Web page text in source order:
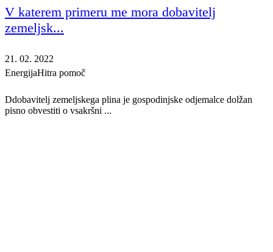
V katerem primeru me mora dobavitelj
zemeljsk...
21. 02. 2022
EnergijaHitra pomoč
Ddobavitelj zemeljskega plina je gospodinjske odjemalce dolžan
pisno obvestiti o vsakršni ...